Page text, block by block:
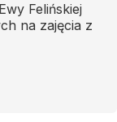
Felińskiej
na zajęcia z